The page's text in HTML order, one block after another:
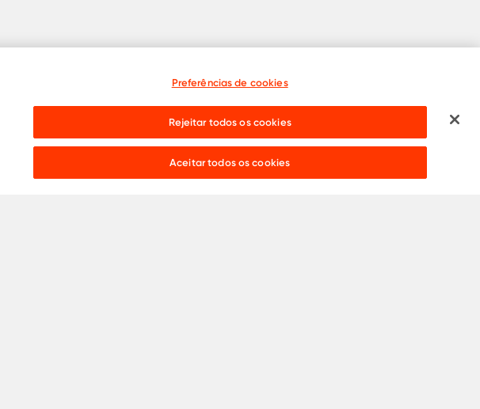
Precisa de ajuda?
Preferências de cookies
Rejeitar todos os cookies
Aceitar todos os cookies